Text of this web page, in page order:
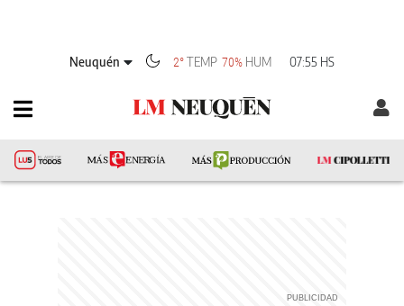
Neuquén 2°TEMP 70% HUM 07:55 HS